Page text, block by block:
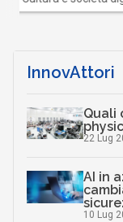
InnovAttori
Quali
22 Lug
AI in
10 Lug